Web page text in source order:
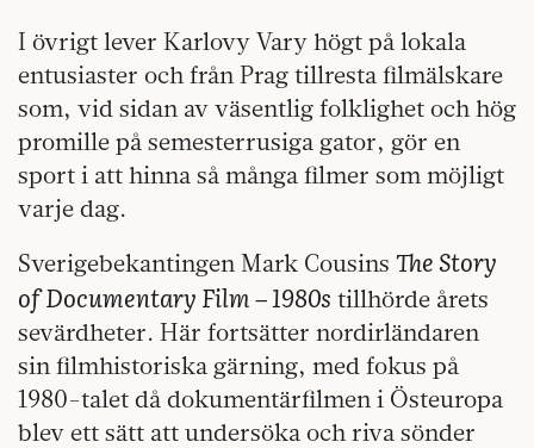
I övrigt lever Karlovy Vary högt på lokala
entusiaster och från Prag tillresta filmälskare
som, vid sidan av väsentlig folklighet och hög
promille på semesterrusiga gator, gör en
sport i att hinna så många filmer som möjligt
varje dag.
Sverigebekantingen Mark Cousins The Story
of Documentary Film – 1980s tillhörde årets
sevärdheter. Här fortsätter nordirländaren
sin filmhistoriska gärning, med fokus på
1980-talet då dokumentärfilmen i Östeuropa
blev ett sätt att undersöka och riva sönder